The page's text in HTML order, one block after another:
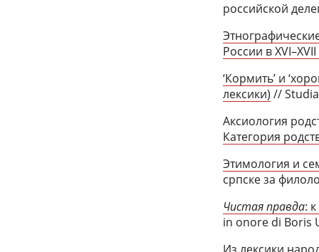
российской
России в
‘Кормить’ и
лексики) //
Аксиология
Категория
Этимология и
српске за
Чистая правда:
in onore di Boris
Из лексики